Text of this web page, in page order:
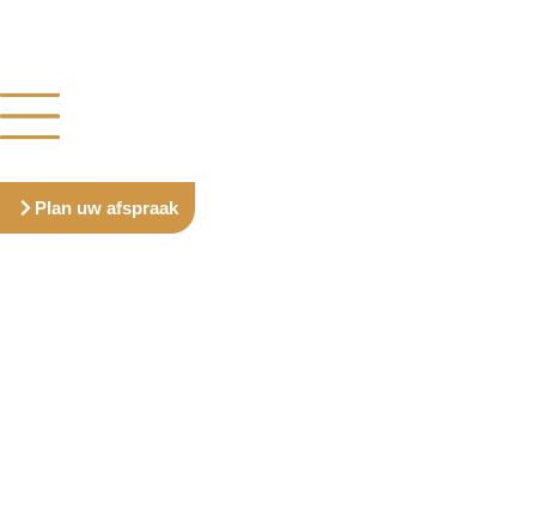
Plan uw afspraak